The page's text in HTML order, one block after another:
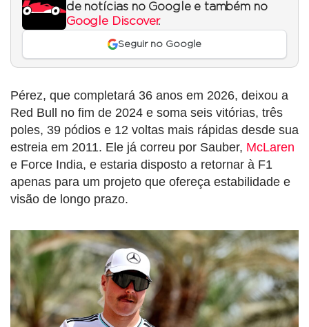
de notícias no Google e também no
Google Discover.
Seguir no Google
Pérez, que completará 36 anos em 2026, deixou a
Red Bull no fim de 2024 e soma seis vitórias, três
poles, 39 pódios e 12 voltas mais rápidas desde sua
estreia em 2011. Ele já correu por Sauber, McLaren
e Force India, e estaria disposto a retornar à F1
apenas para um projeto que ofereça estabilidade e
visão de longo prazo.